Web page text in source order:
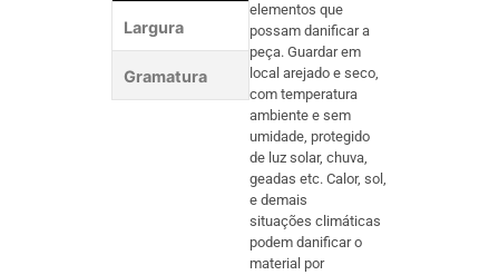
Largura
Gramatura
elementos que
possam danificar a
peça. Guardar em
local arejado e seco,
com temperatura
ambiente e sem
umidade, protegido
de luz solar, chuva,
geadas etc. Calor, sol,
e demais
situações climáticas
podem danificar o
material por